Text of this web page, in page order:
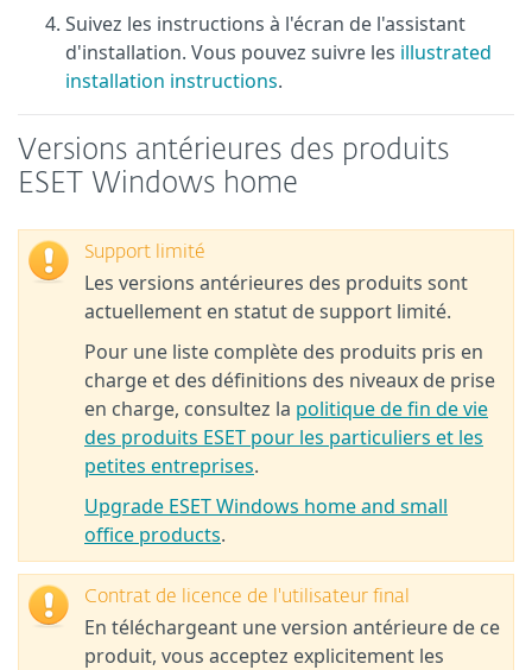
Suivez les instructions à l'écran de l'assistant
d'installation. Vous pouvez suivre les illustrated
installation instructions.
Versions antérieures des produits
ESET Windows home
Support limité
Les versions antérieures des produits sont
actuellement en statut de support limité.
Pour une liste complète des produits pris en
charge et des définitions des niveaux de prise
en charge, consultez la politique de fin de vie
des produits ESET pour les particuliers et les
petites entreprises.
Upgrade ESET Windows home and small
office products.
Contrat de licence de l'utilisateur final
En téléchargeant une version antérieure de ce
produit, vous acceptez explicitement les